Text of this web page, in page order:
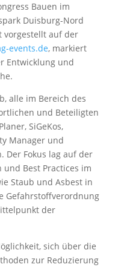
Bauen im
Duisburg-Nord
vorgestellt auf der
events.de, markiert
Entwicklung und
alle im Bereich des
und Beteiligten
SiGeKos,
Manager und
Der Fokus lag auf der
Best Practices im
Staub und Asbest in
Gefahrstoffverordnung
der
sich über die
zur Reduzierung